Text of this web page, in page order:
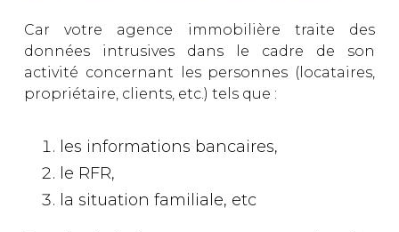
Car votre agence immobilière traite des
données intrusives dans le cadre de son
activité concernant les personnes (locataires,
propriétaire, clients, etc.) tels que :
les informations bancaires,
le RFR,
la situation familiale, etc